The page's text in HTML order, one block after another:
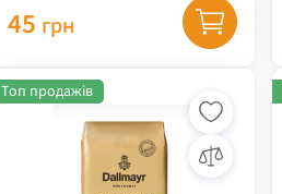
45 грн
Топ продажів